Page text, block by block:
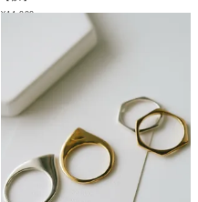
¥14,900